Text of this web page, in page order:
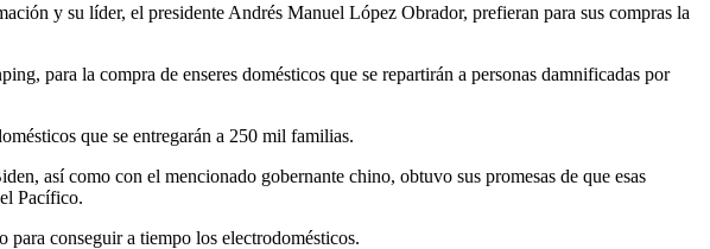
y su líder, el presidente Andrés Manuel López Obrador, prefieran para sus compras la
para la compra de enseres domésticos que se repartirán a personas damnificadas por
que se entregarán a 250 mil familias.
así como con el mencionado gobernante chino, obtuvo sus promesas de que esas
Pacífico.
conseguir a tiempo los electrodomésticos.